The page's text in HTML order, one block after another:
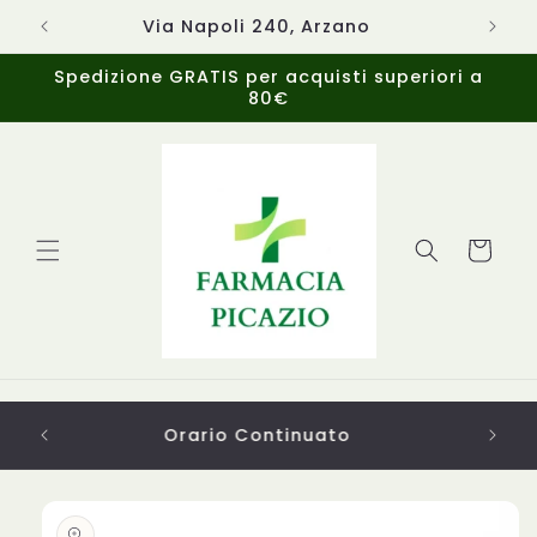
direttamente
ai contenuti
Via Napoli 240, Arzano
Spedizione GRATIS per acquisti superiori a
80€
Carrello